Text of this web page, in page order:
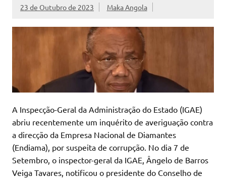
23 de Outubro de 2023 Maka Angola
A Inspecção-Geral da Administração do Estado (IGAE)
abriu recentemente um inquérito de averiguação contra
a direcção da Empresa Nacional de Diamantes
(Endiama), por suspeita de corrupção. No dia 7 de
Setembro, o inspector-geral da IGAE, Ângelo de Barros
Veiga Tavares, notificou o presidente do Conselho de